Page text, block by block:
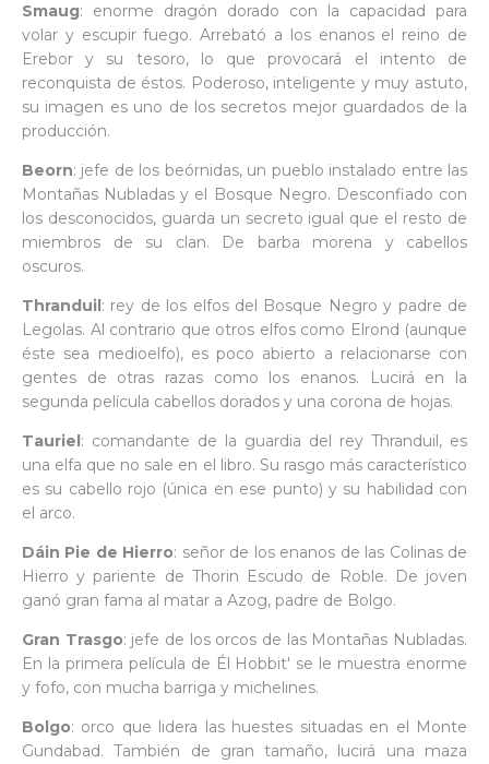
Smaug: enorme dragón dorado con la capacidad para
volar y escupir fuego. Arrebató a los enanos el reino de
Erebor y su tesoro, lo que provocará el intento de
reconquista de éstos. Poderoso, inteligente y muy astuto,
su imagen es uno de los secretos mejor guardados de la
producción.
Beorn: jefe de los beórnidas, un pueblo instalado entre las
Montañas Nubladas y el Bosque Negro. Desconfiado con
los desconocidos, guarda un secreto igual que el resto de
miembros de su clan. De barba morena y cabellos
oscuros.
Thranduil: rey de los elfos del Bosque Negro y padre de
Legolas. Al contrario que otros elfos como Elrond (aunque
éste sea medioelfo), es poco abierto a relacionarse con
gentes de otras razas como los enanos. Lucirá en la
segunda película cabellos dorados y una corona de hojas.
Tauriel: comandante de la guardia del rey Thranduil, es
una elfa que no sale en el libro. Su rasgo más característico
es su cabello rojo (única en ese punto) y su habilidad con
el arco.
Dáin Pie de Hierro: señor de los enanos de las Colinas de
Hierro y pariente de Thorin Escudo de Roble. De joven
ganó gran fama al matar a Azog, padre de Bolgo.
Gran Trasgo: jefe de los orcos de las Montañas Nubladas.
En la primera película de Él Hobbit' se le muestra enorme
y fofo, con mucha barriga y michelines.
Bolgo: orco que lidera las huestes situadas en el Monte
Gundabad. También de gran tamaño, lucirá una maza